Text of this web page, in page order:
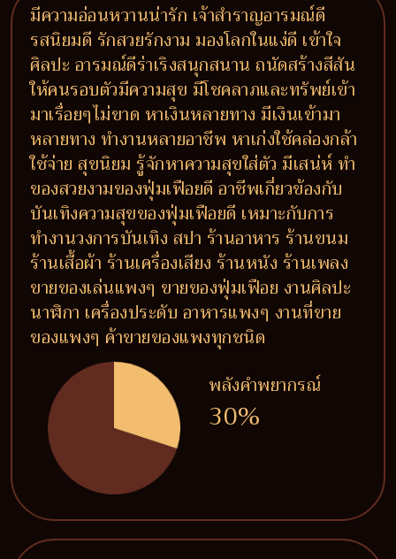
มีความอ่อนหวานน่ารัก เจ้าสำราญอารมณ์ดี
รสนิยมดี รักสวยรักงาม มองโลกในแง่ดี เข้าใจ
ศิลปะ อารมณ์ดีร่าเริงสนุกสนาน ถนัดสร้างสีสัน
ให้คนรอบตัวมีความสุข มีโชคลาภและทรัพย์เข้า
มาเรื่อยๆไม่ขาด หาเงินหลายทาง มีเงินเข้ามา
หลายทาง ทำงานหลายอาชีพ หาเก่งใช้คล่องกล้า
ใช้จ่าย สุขนิยม รู้จักหาความสุขใส่ตัว มีเสน่ห์ ทำ
ของสวยงามของฟุ่มเฟือยดี อาชีพเกี่ยวข้องกับ
บันเทิงความสุขของฟุ่มเฟือยดี เหมาะกับการ
ทำงานวงการบันเทิง สปา ร้านอาหาร ร้านขนม
ร้านเสื้อผ้า ร้านเครื่องเสียง ร้านหนัง ร้านเพลง
ขายของเล่นแพงๆ ขายของฟุ่มเฟือย งานศิลปะ
นาฬิกา เครื่องประดับ อาหารแพงๆ งานที่ขาย
ของแพงๆ ค้าขายของแพงทุกชนิด
พลังคำพยากรณ์
30%